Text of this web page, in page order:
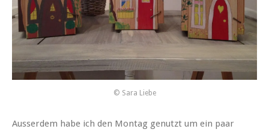
© Sara Liebe
Ausserdem habe ich den Montag genutzt um ein paar